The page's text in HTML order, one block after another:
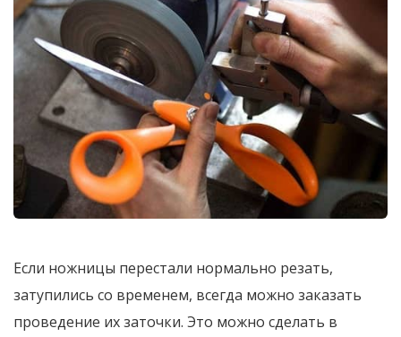
Если ножницы перестали нормально резать,
затупились со временем, всегда можно заказать
проведение их заточки. Это можно сделать в